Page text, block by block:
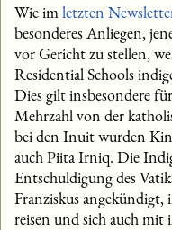
Wie imletzten
besonderes Anliegen,
vor Gericht zu stellen,
Residential Schools
Dies gilt insbesondere
Mehrzahl von der
bei den Inuit wurden
auch Piita Irniq. Die
Entschuldigung des
Franziskus angekündigt,
reisen und sich auch